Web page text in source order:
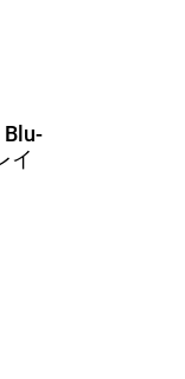
Blu-
イ